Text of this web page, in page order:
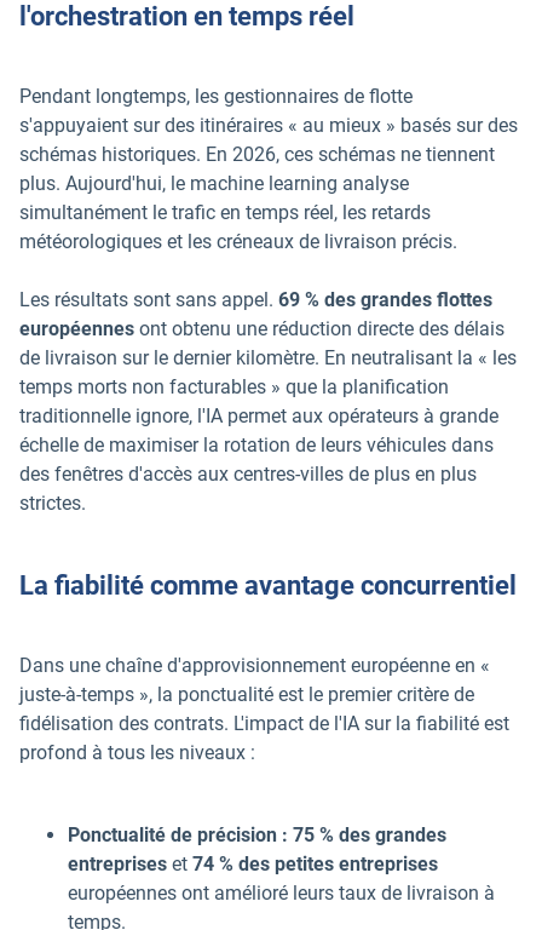
l'orchestration en temps réel
Pendant longtemps, les gestionnaires de flotte
s'appuyaient sur des itinéraires « au mieux » basés sur des
schémas historiques. En 2026, ces schémas ne tiennent
plus. Aujourd'hui, le machine learning analyse
simultanément le trafic en temps réel, les retards
météorologiques et les créneaux de livraison précis.
Les résultats sont sans appel. 69 % des grandes flottes
européennes ont obtenu une réduction directe des délais
de livraison sur le dernier kilomètre. En neutralisant la « les
temps morts non facturables » que la planification
traditionnelle ignore, l'IA permet aux opérateurs à grande
échelle de maximiser la rotation de leurs véhicules dans
des fenêtres d'accès aux centres-villes de plus en plus
strictes.
La fiabilité comme avantage concurrentiel
Dans une chaîne d'approvisionnement européenne en «
juste-à-temps », la ponctualité est le premier critère de
fidélisation des contrats. L'impact de l'IA sur la fiabilité est
profond à tous les niveaux :
Ponctualité de précision : 75 % des grandes
entreprises et 74 % des petites entreprises
européennes ont amélioré leurs taux de livraison à
temps.